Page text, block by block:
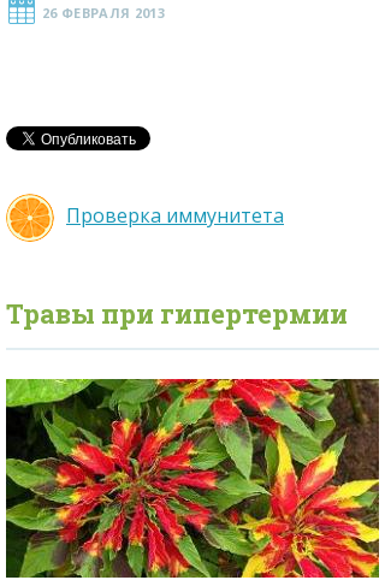
26 ФЕВРАЛЯ 2013
Проверка иммунитета
Травы при гипертермии